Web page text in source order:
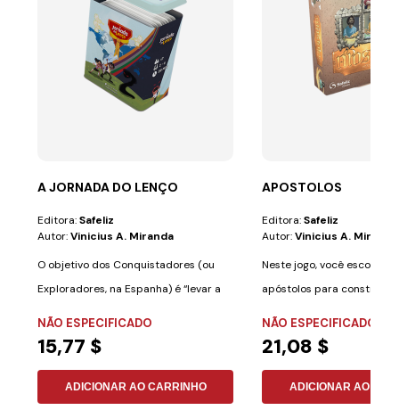
A JORNADA DO LENÇO
Editora:Safeliz
Autor:Vinicius A. Miranda
O objetivo dos Conquistadores (ou
Exploradores, na Espanha) é “levar a
NÃO ESPECIFICADO
15,77 $
ADICIONAR AO CARRINHO
APOSTOLOS
Editora:Safeliz
Autor:Vinicius A. Miranda
Neste jogo, você
apóstolos para construir
NÃO ESPECIFICADO
21,08 $
ADICIONAR AO